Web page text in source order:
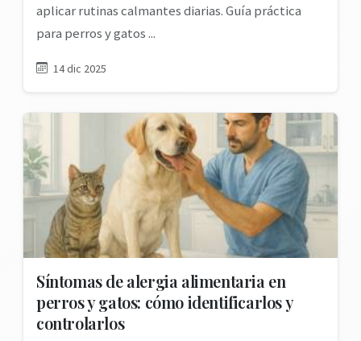
aplicar rutinas calmantes diarias. Guía práctica
para perros y gatos ...
14 dic 2025
Síntomas de alergia alimentaria en
perros y gatos: cómo identificarlos y
controlarlos